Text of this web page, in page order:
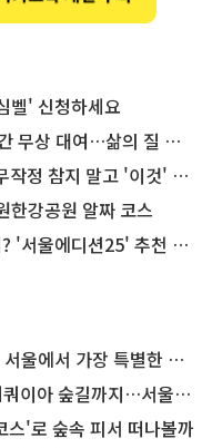
벨' 신청하세요
대여…삶의 질 높인다
지 말고 '이것' 해보세요!
한강공원 알짜 코스
울에디션25' 추천 코스
장 특별한 편의점의 정체
길까지…서울둘레길 15코스
'로 숲속 피서 떠나볼까